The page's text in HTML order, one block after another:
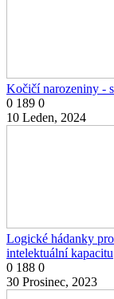
Kočičí narozeniny -
0 189 0
10 Leden, 2024
Logické hádanky
intelektuální kapacitu
0 188 0
30 Prosinec, 2023